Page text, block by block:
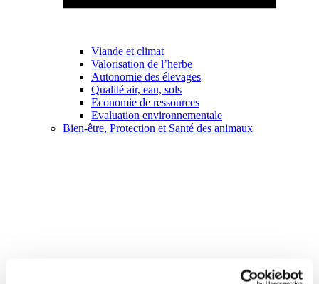
Viande et climat
Valorisation de l’herbe
Autonomie des élevages
Qualité air, eau, sols
Economie de ressources
Evaluation environnementale
Bien-être, Protection et Santé des animaux